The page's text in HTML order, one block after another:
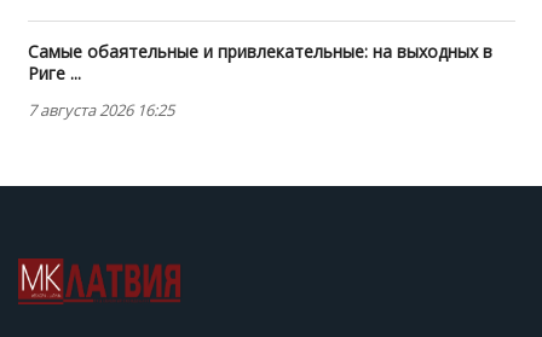
Самые обаятельные и привлекательные: на выходных в
Риге ...
7 августа 2026 16:25